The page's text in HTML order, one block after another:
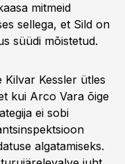
mitmeid
sellega, et Sild on
süüdi mõistetud.
Kilvar Kessler ütles
kui Arco Vara õige
ei sobi
algatamiseks.